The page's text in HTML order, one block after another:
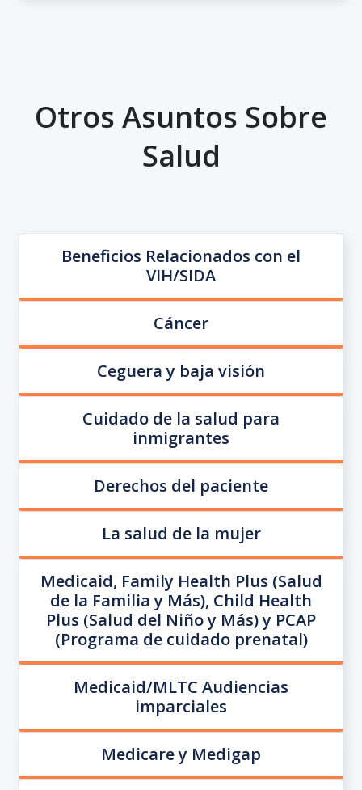
Otros Asuntos Sobre
Salud
Beneficios Relacionados con el
VIH/SIDA
Cáncer
Ceguera y baja visión
Cuidado de la salud para
inmigrantes
Derechos del paciente
La salud de la mujer
Medicaid, Family Health Plus (Salud
de la Familia y Más), Child Health
Plus (Salud del Niño y Más) y PCAP
(Programa de cuidado prenatal)
Medicaid/MLTC Audiencias
imparciales
Medicare y Medigap